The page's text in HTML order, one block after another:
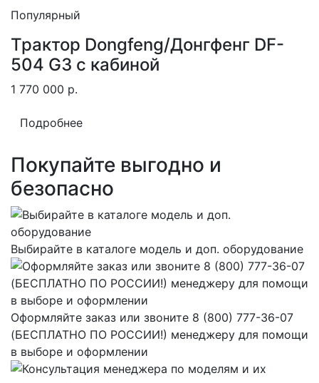
Популярный
Трактор Dongfeng/Донгфенг DF-
504 G3 с кабиной
1 770 000 р.
Подробнее
Покупайте выгодно и
безопасно
Выбирайте в каталоге модель и доп. оборудование
Оформляйте заказ или звоните 8 (800) 777-36-07
(БЕСПЛАТНО ПО РОССИИ!) менеджеру для помощи
в выборе и оформлении